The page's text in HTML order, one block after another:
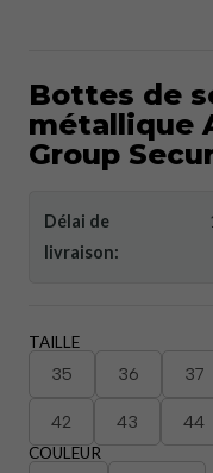
Bottes de
métallique
Group
Délai de
livraison:
TAILLE
35 36 37
42 43 44
COULEUR